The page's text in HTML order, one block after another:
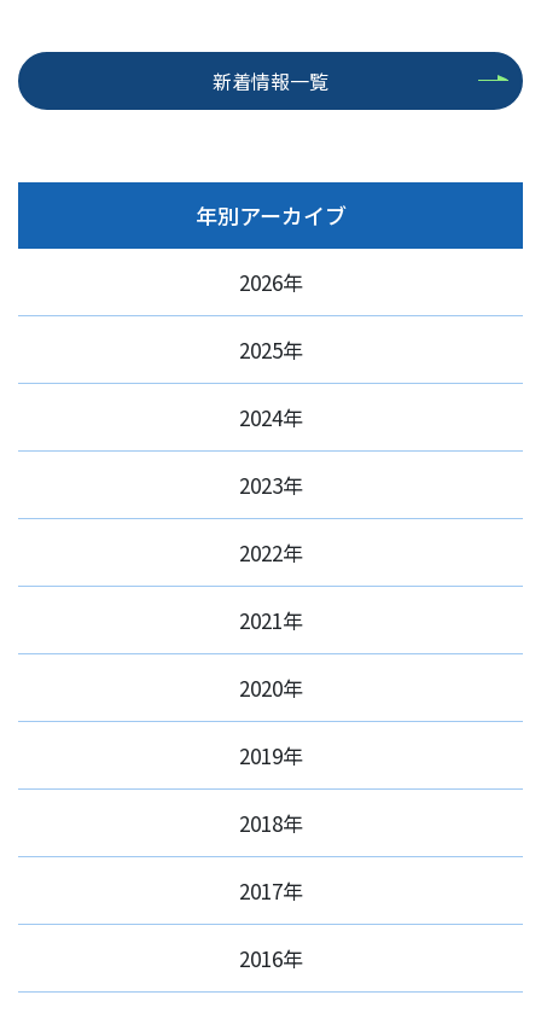
新着情報一覧
年別アーカイブ
2026年
2025年
2024年
2023年
2022年
2021年
2020年
2019年
2018年
2017年
2016年